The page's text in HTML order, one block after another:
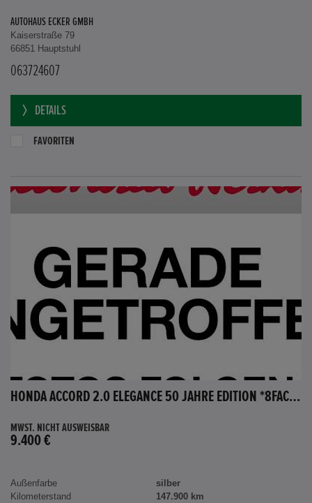
AUTOHAUS ECKER GMBH
Kaiserstraße 79
66851 Hauptstuhl
063724607
DETAILS
FAVORITEN
HONDA ACCORD 2.0 ELEGANCE 50 JAHRE EDITION *8FACH BEREIFT*
MWST. NICHT AUSWEISBAR
9.400 €
Außenfarbe
silber
Kilometerstand
147.900 km